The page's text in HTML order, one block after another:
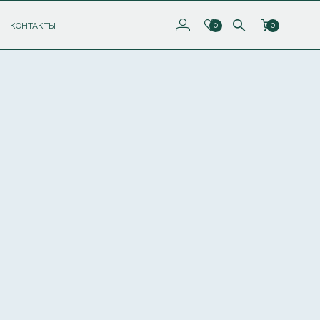
КОНТАКТЫ 0 0